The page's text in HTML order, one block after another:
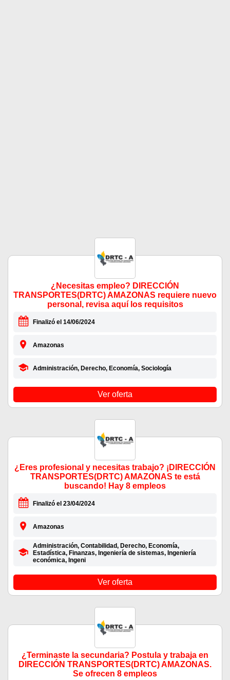
¿Necesitas empleo? DIRECCIÓN
TRANSPORTES(DRTC) AMAZONAS requiere nuevo
personal, revisa aquí los requisitos
Finalizó el 14/06/2024
Amazonas
Administración, Derecho, Economía, Sociología
Ver oferta
¿Eres profesional y necesitas trabajo? ¡DIRECCIÓN
TRANSPORTES(DRTC) AMAZONAS te está
buscando! Hay 8 empleos
Finalizó el 23/04/2024
Amazonas
Administración, Contabilidad, Derecho, Economía,
Estadística, Finanzas, Ingeniería de sistemas, Ingeniería
económica, Ingeni
Ver oferta
¿Terminaste la secundaria? Postula y trabaja en
DIRECCIÓN TRANSPORTES(DRTC) AMAZONAS.
Se ofrecen 8 empleos